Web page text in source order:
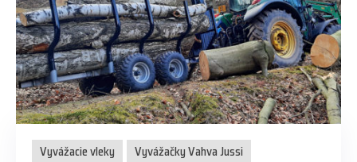
Vyvážacie vleky
Vyvážačky Vahva Jussi